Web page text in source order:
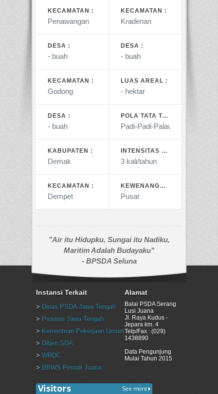
KECAMATAN : KECAMATAN :
DESA : DESA :
KECAMATAN : LUAS AREAL :
DESA : POLA TATA TANAM :
KABUPATEN : INTENSITAS TANAMAN :
KECAMATAN : KEWENANGAN :
"Air itu Hidupku, Sungai itu Nadiku,
Maritim Adalah Budayaku"
- BPSDA Seluna
Instansi Terkait
> Dinas PSDA Jawa Tengah
> Provinsi Jawa Tengah
> Kementrian Pekerjaan Umum
> Ditjen SDA
> WRDC
> BBWS Pemali Juana
Alamat
Balai PSDA Serang
Lusi Juana
Jl. Raya Kudus -
Jepara km. 4
Telp/Fax : (029)
1438890
Data Pengunjung
Mulai Tahun 2015